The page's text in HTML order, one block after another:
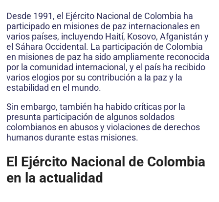
Desde 1991, el Ejército Nacional de Colombia ha
participado en misiones de paz internacionales en
varios países, incluyendo Haití, Kosovo, Afganistán y
el Sáhara Occidental. La participación de Colombia
en misiones de paz ha sido ampliamente reconocida
por la comunidad internacional, y el país ha recibido
varios elogios por su contribución a la paz y la
estabilidad en el mundo.
Sin embargo, también ha habido críticas por la
presunta participación de algunos soldados
colombianos en abusos y violaciones de derechos
humanos durante estas misiones.
El Ejército Nacional de Colombia
en la actualidad